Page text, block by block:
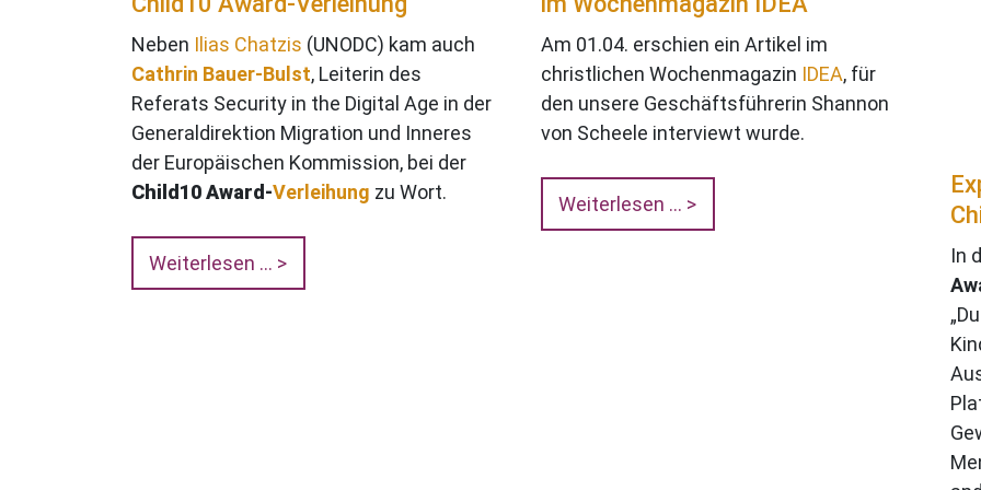
Neben Ilias Chatzis (UNODC) kam auch
Cathrin Bauer-Bulst, Leiterin des
Referats Security in the Digital Age in der
Generaldirektion Migration und Inneres
der Europäischen Kommission, bei der
Child10 Award-Verleihung zu Wort.
Weiterlesen …
Am 01.04. erschien ein Artikel im
christlichen Wochenmagazin IDEA, für
den unsere Geschäftsführerin Shannon
von Scheele interviewt wurde.
Weiterlesen …
In